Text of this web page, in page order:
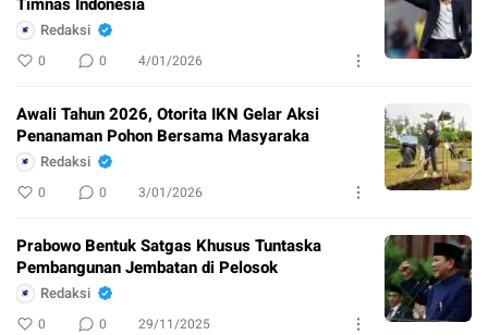
Redaksi
0 0 4/01/2026
Awali Tahun 2026, Otorita IKN Gelar Aksi
Penanaman Pohon Bersama Masyaraka
Redaksi
0 0 3/01/2026
Prabowo Bentuk Satgas Khusus Tuntaska
Pembangunan Jembatan di Pelosok
Redaksi
0 0 29/11/2025